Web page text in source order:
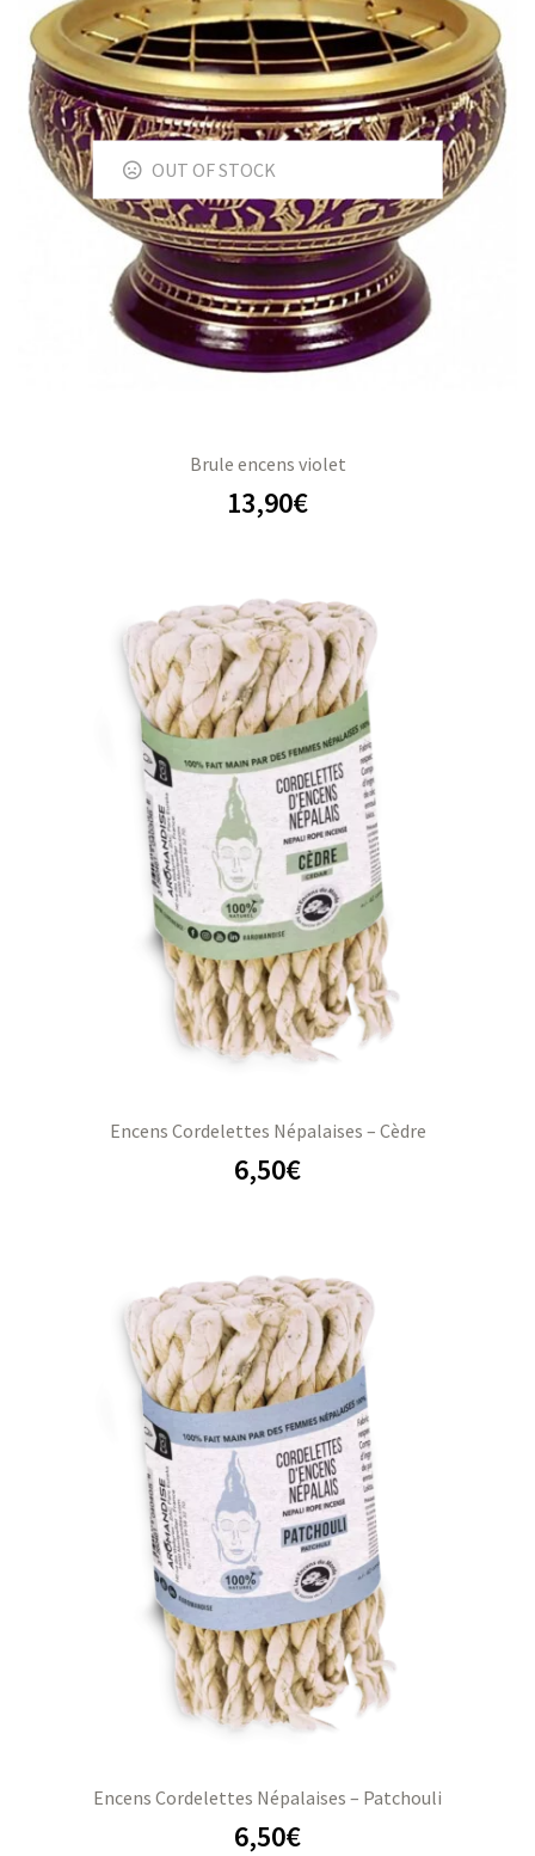
OUT OF STOCK
Brule encens violet
13,90€
Encens Cordelettes Népalaises – Cèdre
6,50€
Encens Cordelettes Népalaises – Patchouli
6,50€